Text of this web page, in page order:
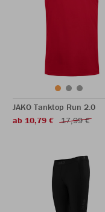
JAKO Tanktop Run 2.0
ab 10,79 €
17,99 €